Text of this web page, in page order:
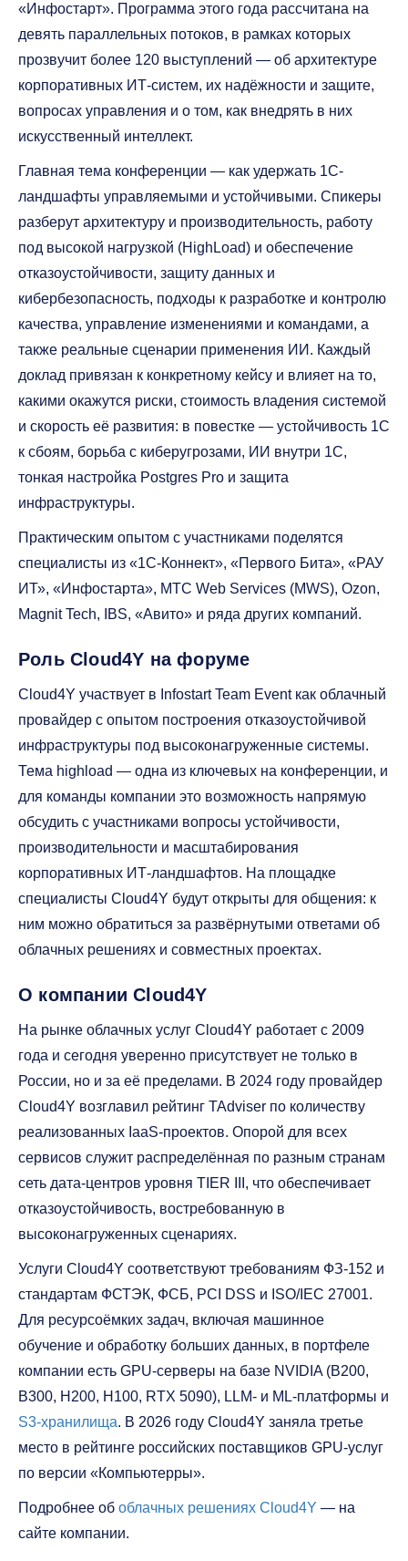
«Инфостарт». Программа этого года рассчитана на
девять параллельных потоков, в рамках которых
прозвучит более 120 выступлений — об архитектуре
корпоративных ИТ-систем, их надёжности и защите,
вопросах управления и о том, как внедрять в них
искусственный интеллект.
Главная тема конференции — как удержать 1С-
ландшафты управляемыми и устойчивыми. Спикеры
разберут архитектуру и производительность, работу
под высокой нагрузкой (HighLoad) и обеспечение
отказоустойчивости, защиту данных и
кибербезопасность, подходы к разработке и контролю
качества, управление изменениями и командами, а
также реальные сценарии применения ИИ. Каждый
доклад привязан к конкретному кейсу и влияет на то,
какими окажутся риски, стоимость владения системой
и скорость её развития: в повестке — устойчивость 1С
к сбоям, борьба с киберугрозами, ИИ внутри 1С,
тонкая настройка Postgres Pro и защита
инфраструктуры.
Практическим опытом с участниками поделятся
специалисты из «1С-Коннект», «Первого Бита», «РАУ
ИТ», «Инфостарта», МТС Web Services (MWS), Ozon,
Magnit Tech, IBS, «Авито» и ряда других компаний.
Роль Cloud4Y на форуме
Cloud4Y участвует в Infostart Team Event как облачный
провайдер с опытом построения отказоустойчивой
инфраструктуры под высоконагруженные системы.
Тема highload — одна из ключевых на конференции, и
для команды компании это возможность напрямую
обсудить с участниками вопросы устойчивости,
производительности и масштабирования
корпоративных ИТ-ландшафтов. На площадке
специалисты Cloud4Y будут открыты для общения: к
ним можно обратиться за развёрнутыми ответами об
облачных решениях и совместных проектах.
О компании Cloud4Y
На рынке облачных услуг Cloud4Y работает с 2009
года и сегодня уверенно присутствует не только в
России, но и за её пределами. В 2024 году провайдер
Cloud4Y возглавил рейтинг TAdviser по количеству
реализованных IaaS-проектов. Опорой для всех
сервисов служит распределённая по разным странам
сеть дата-центров уровня TIER III, что обеспечивает
отказоустойчивость, востребованную в
высоконагруженных сценариях.
Услуги Cloud4Y соответствуют требованиям ФЗ-152 и
стандартам ФСТЭК, ФСБ, PCI DSS и ISO/IEC 27001.
Для ресурсоёмких задач, включая машинное
обучение и обработку больших данных, в портфеле
компании есть GPU-серверы на базе NVIDIA (B200,
B300, H200, H100, RTX 5090), LLM- и ML-платформы и
S3-хранилища. В 2026 году Cloud4Y заняла третье
место в рейтинге российских поставщиков GPU-услуг
по версии «Компьютерры».
Подробнее об облачных решениях Cloud4Y — на
сайте компании.